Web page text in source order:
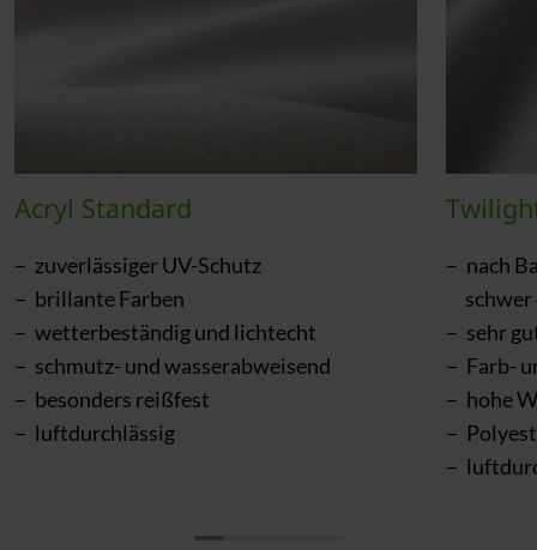
Acryl Standard
zuverlässiger UV-Schutz
brillante Farben
wetterbeständig und lichtecht
schmutz- und wasserabweisend
besonders reißfest
luftdurchlässig
nach
sehr
Farb-
hohe